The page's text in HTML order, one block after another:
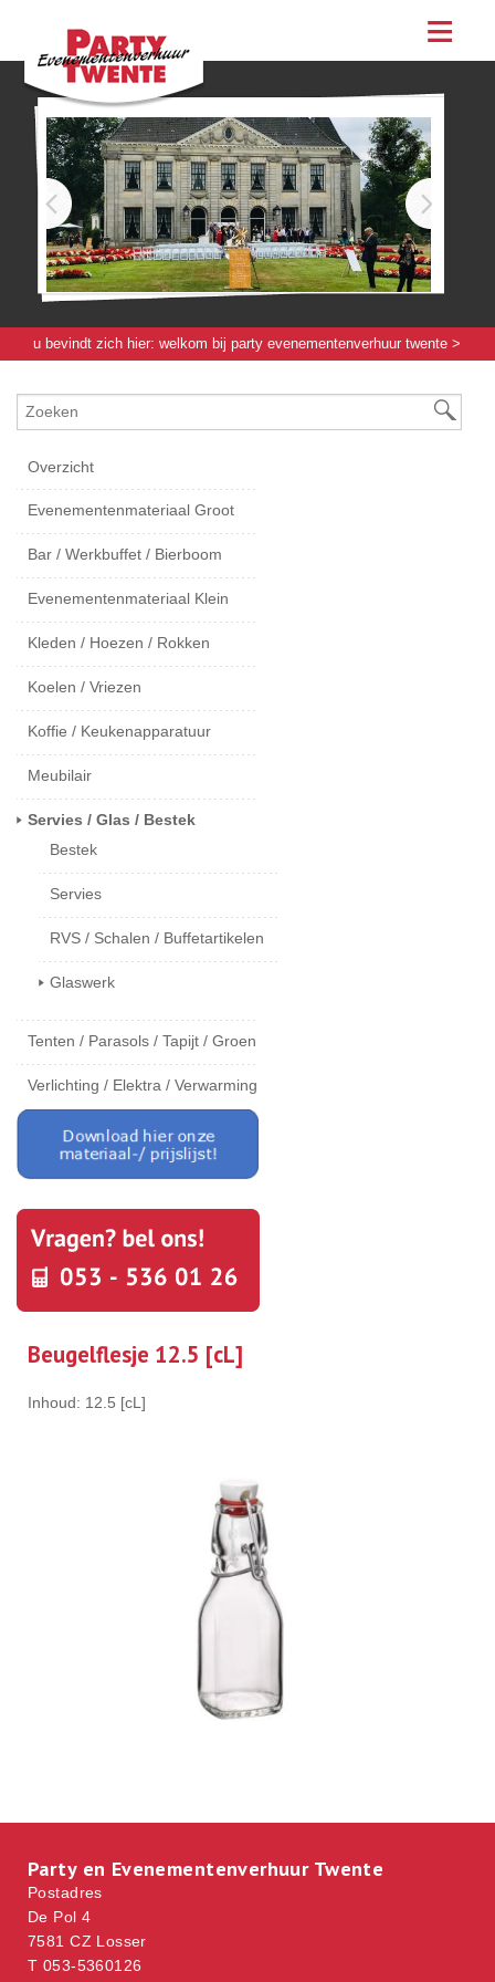
assortiment
evenementen
feesten
bestellen
contact
u bevindt zich hier: welkom bij party evenementenverhuur twente >
Overzicht
Evenementenmateriaal Groot
Bar / Werkbuffet / Bierboom
Evenementenmateriaal Klein
Kleden / Hoezen / Rokken
Koelen / Vriezen
Koffie / Keukenapparatuur
Meubilair
Servies / Glas / Bestek
Bestek
Servies
RVS / Schalen / Buffetartikelen
Glaswerk
Tenten / Parasols / Tapijt / Groen
Verlichting / Elektra / Verwarming
Beugelflesje 12.5 [cL]
Inhoud: 12.5 [cL]
Party en Evenementenverhuur Twente
Postadres
De Pol 4
7581 CZ Losser
T 053-5360126